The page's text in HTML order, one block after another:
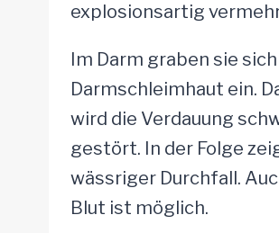
explosionsartig
Im Darm graben sie
Darmschleimhaut ein.
wird die Verdauung
gestört. In der Folge
wässriger Durchfall.
Blut ist möglich.